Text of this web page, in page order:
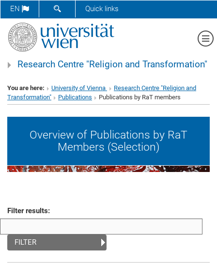
EN SHOW SEARCH FORM
Quick links
Research Centre "Religion and Transformation"
You are here: University of Vienna
Research Centre "Religion and
Transformation"
Publications Publications by RaT members
Overview of Publications by RaT
Members (Selection)
Filter results:
FILTER